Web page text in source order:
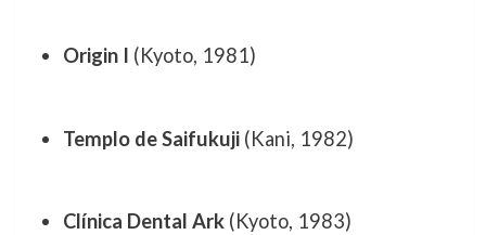
Origin I (Kyoto, 1981)
Templo de Saifukuji(Kani, 1982)
Clínica Dental Ark(Kyoto, 1983)